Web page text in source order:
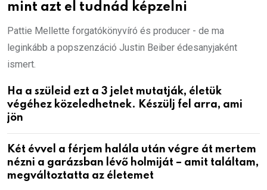
mint azt el tudnád képzelni
Pattie Mellette forgatókönyvíró és producer - de ma
leginkább a popszenzáció Justin Beiber édesanyjaként
ismert.
Ha a szüleid ezt a 3 jelet mutatják, életük
végéhez közeledhetnek. Készülj fel arra, ami
jön
Két évvel a férjem halála után végre át mertem
nézni a garázsban lévő holmiját – amit találtam,
megváltoztatta az életemet